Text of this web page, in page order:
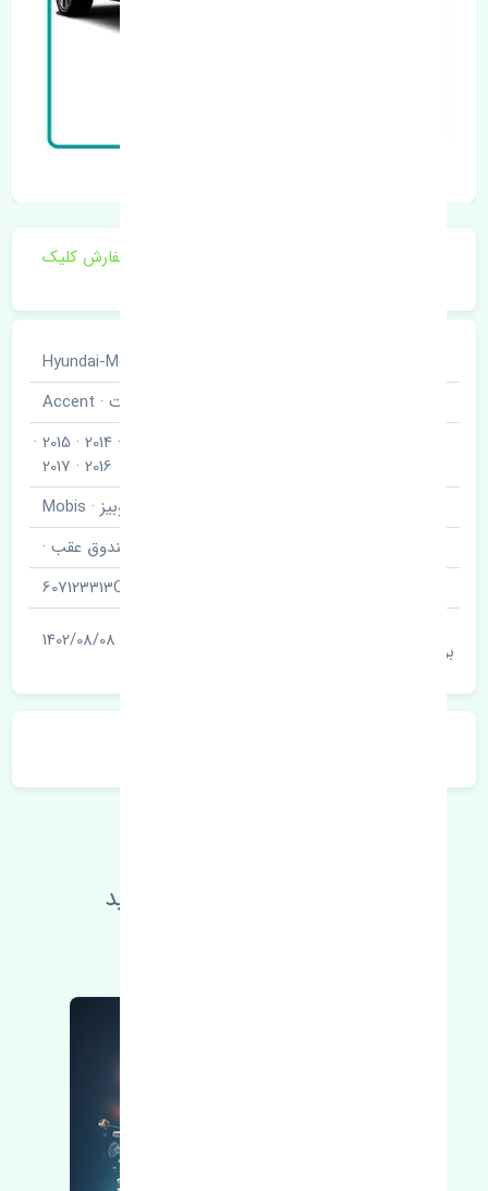
برای اطلاع از موجودی و قیمت به روز روی ثبت سفارش کلیک
اکسنت · Accent
2010 · 2011 · 2012 · 2013 · 2014 · 2015 ·
2016 · 2017
موبیز · Mobis
زبانه قفل صندوق عقب ·
607123313C
بروزرسانی قیمت
1402/08/08
اطلاعات فنی خود را بالا ببرید